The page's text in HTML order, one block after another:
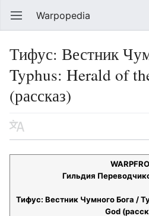
Warpopedia
Тифус: Вестник
Typhus: Herald of
(рассказ)
Гильдия
Тифус: Вестник Чумного Бога /
God